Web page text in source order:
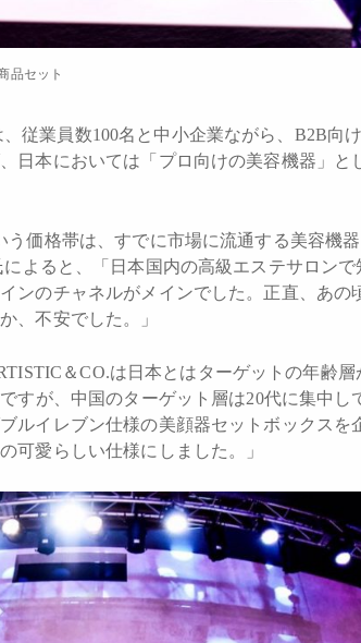
品セット
従業員数100名と中小企業ながら、B2B向
日本においては「プロ向けの美容機器」と
う価格帯は、すでに市場に流通する美容機
よると、「日本国内の高級エステサロン
ンのチャネルがメインでした。正直、あの
、不安でした。」
＆CO.は日本とはターゲットの年齢
すが、中国のターゲット層は20代に集中し
ルイレブン仕様の美顔器セットボックスを
可愛らしい仕様にしました。」